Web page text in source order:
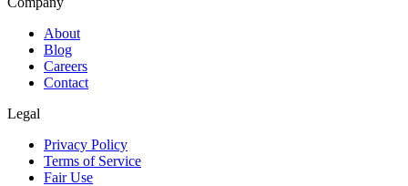
About
Blog
Careers
Contact
Legal
Privacy Policy
Terms of Service
Fair Use